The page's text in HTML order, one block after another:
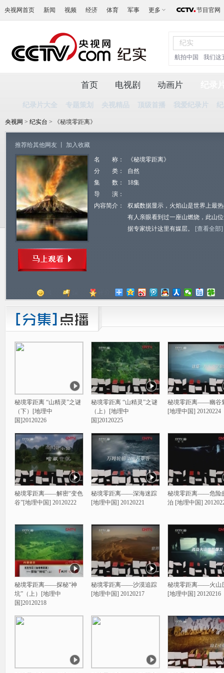
央视网首页 新闻 视频 经济 体育 军事 更多 节目官网
航拍中国 我们这
首页 电视剧 动画片
纪录片大全 专题策划 央视精品 顶级首播 我爱纪录片
央视网 > 纪实台 > 《秘境零距离》
推荐给其他网友 加入收藏
名 称：
《秘境零距离》
分 类：
自然
集 数：
18集
导 演：
内容简介：
权威数据显示，火焰山是世界上最
有人亲眼看到过一座山燃烧，此山
据专家统计这里有媒层。
[查看全部]
秘境零距离 “山精灵”之谜
（下）[地理中
国]20120226
秘境零距离 “山精灵”之谜
（上）[地理中
国]20120225
秘境零距离——幽谷
[地理中国] 20120224
秘境零距离——解密“变色
谷”[地理中国] 20120222
秘境零距离——深海迷踪
[地理中国] 20120221
秘境零距离——危险
泊 [地理中国]
秘境零距离——探秘“神
坑”（上）[地理中
国]20120218
秘境零距离——沙漠追踪
[地理中国] 20120217
秘境零距离——火山
[地理中国] 20120216